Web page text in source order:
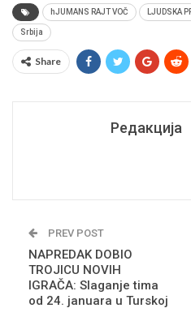
hJUMANS RAJT VOČ LJUDSKA
Srbija
Share
Редакција
PREV POST
NAPREDAK DOBIO
TROJICU NOVIH
IGRAČA: Slaganje tima
od 24. januara u Turskoj